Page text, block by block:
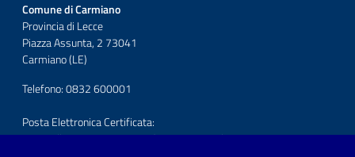
Comune di Carmiano
Provincia di Lecce
Piazza Assunta, 2 73041
Carmiano (LE)
Telefono: 0832 600001
Posta Elettronica Certificata:
protocollo.comunecarmiano@pec.rupar.puglia.it